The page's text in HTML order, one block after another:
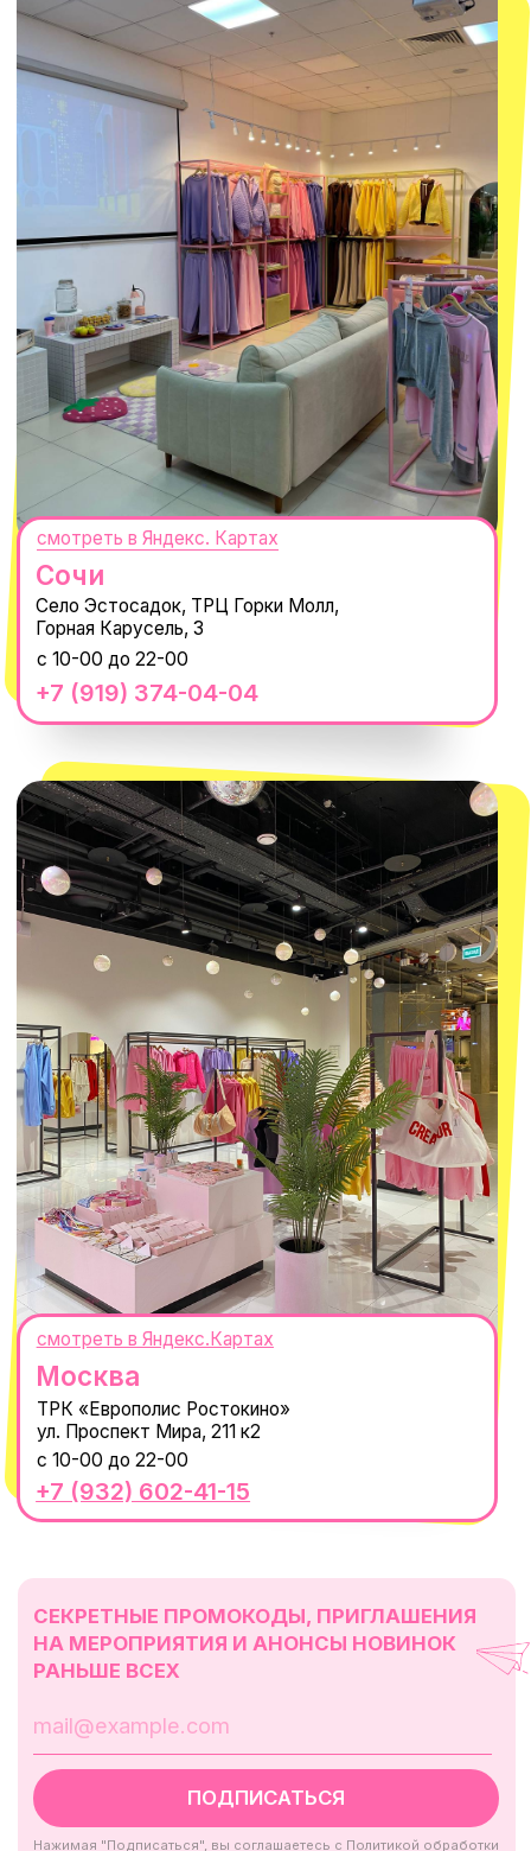
+7 (932) 602-41-15
ТРК «Европолис Ростокино»
ул. Проспект Мира, 211 к2
с 10-00 до 22-00
смотреть в Яндекс.Картах
ИП Проворный Алексей Алексеевич
ИНН 667114098580
ОГРНИП 320665800076581
Telegram
WhatsApp
8 800 550-06-92
macrocosm_store@mail.ru
КОНТАКТЫ
Оплата долями
Size guide
Обмен и возврат
Доставка и оплата
ПОКУПАТЕЛЯМ
Реквизиты
Наши путешествия
Наши проекты
Новости
Каталог
О КОМПАНИИ
© 2021-2025 Macrocosm ®
персональных данных
сообщений
ПОДПИСАТЬСЯ
СЕКРЕТНЫЕ ПРОМОКОДЫ, ПРИГЛАШЕНИЯ
НА МЕРОПРИЯТИЯ И АНОНСЫ НОВИНОК
РАНЬШЕ ВСЕХ
@MACROCOSM_STORE
MACROCOSM
300'000+ подписчиков
Оферта
Пользовательское соглашение
Политика обработки персональных
данных